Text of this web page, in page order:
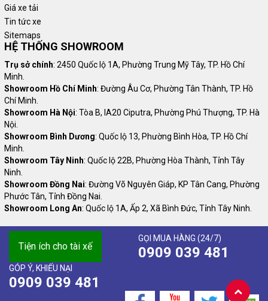
Giá xe tải
Tin tức xe
Sitemaps
HỆ THỐNG SHOWROOM
Trụ sở chính: 2450 Quốc lộ 1A, Phường Trung Mỹ Tây, TP. Hồ Chí
Minh.
Showroom Hồ Chí Minh: Đường Âu Cơ, Phường Tân Thành, TP. Hồ
Chí Minh.
Showroom Hà Nội: Tòa B, IA20 Ciputra, Phường Phú Thượng, TP. Hà
Nội.
Showroom Bình Dương: Quốc lộ 13, Phường Bình Hòa, TP. Hồ Chí
Minh.
Showroom Tây Ninh: Quốc lộ 22B, Phường Hòa Thành, Tỉnh Tây
Ninh.
Showroom Đồng Nai: Đường Võ Nguyên Giáp, KP Tân Cang, Phường
Phước Tân, Tỉnh Đồng Nai.
Showroom Long An: Quốc lộ 1A, Ấp 2, Xã Bình Đức, Tỉnh Tây Ninh.
Tiện ích cho tài xế
GỌI MUA HÀNG (24/7)
0909 039 481
GÓP Ý, KHIẾU NẠI
0909 039 481